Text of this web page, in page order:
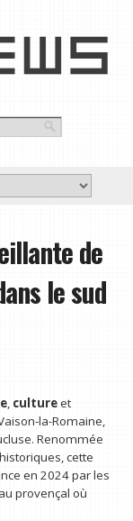
de
le sud
, cultureet
la-Romaine,
Renommée
cette
en 2024 par les
provençal où